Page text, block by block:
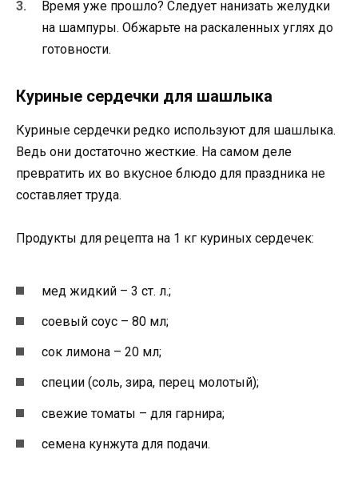
Время уже прошло? Следует нанизать желудки
на шампуры. Обжарьте на раскаленных углях до
готовности.
Куриные сердечки для шашлыка
Куриные сердечки редко используют для шашлыка.
Ведь они достаточно жесткие. На самом деле
превратить их во вкусное блюдо для праздника не
составляет труда.
Продукты для рецепта на 1 кг куриных сердечек:
мед жидкий – 3 ст. л.;
соевый соус – 80 мл;
сок лимона – 20 мл;
специи (соль, зира, перец молотый);
свежие томаты – для гарнира;
семена кунжута для подачи.